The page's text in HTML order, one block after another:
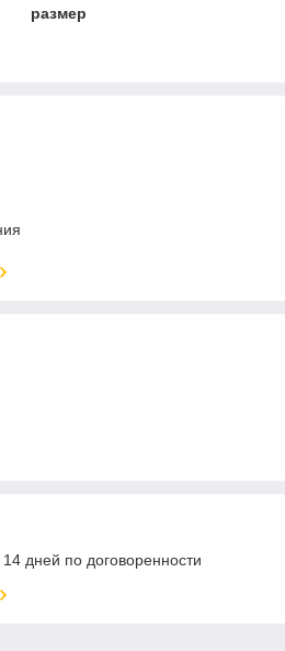
размер
дней по договоренности